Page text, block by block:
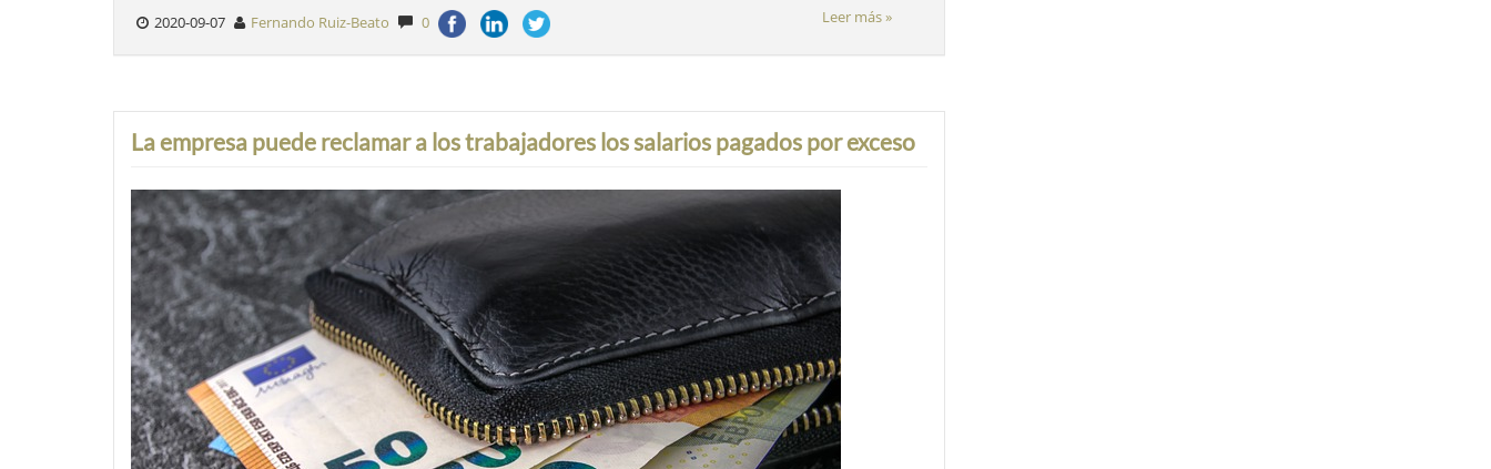
2020-09-07 Fernando Ruiz-Beato 0 Leer más »
La empresa puede reclamar a los trabajadores los salarios pagados por exceso